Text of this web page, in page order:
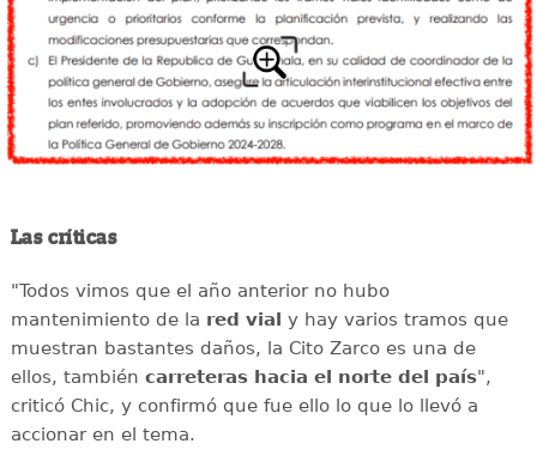
Las críticas
"Todos vimos que el año anterior no hubo
mantenimiento de la red vial y hay varios tramos que
muestran bastantes daños, la Cito Zarco es una de
ellos, también carreteras hacia el norte del país",
criticó Chic, y confirmó que fue ello lo que lo llevó a
accionar en el tema.